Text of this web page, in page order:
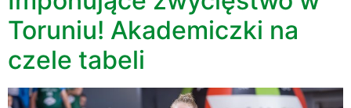
Toruniu! Akademiczki na
czele tabeli